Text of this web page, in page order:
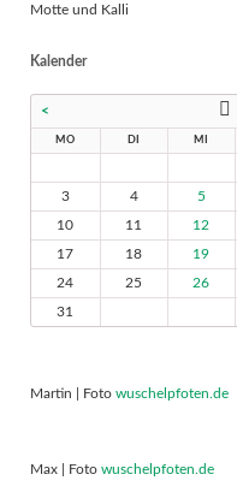
Motte und Kalli
Kalender
<
MO DI MI
3
4 5
10
11 12
17
18 19
24
25 26
31
Martin | Foto wuschelpfoten.de
Max | Foto wuschelpfoten.de